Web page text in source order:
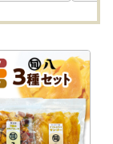
効な方に限り
力補助用暗証
号（6～16
は暗証番号を